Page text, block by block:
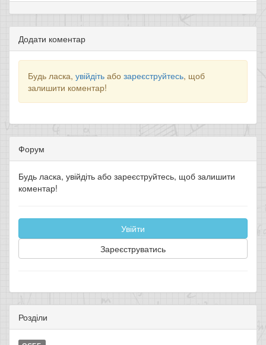
Додати коментар
Будь ласка, увійдіть або зареєструйтесь, щоб
залишити коментар!
Форум
Будь ласка, увійдіть або зареєструйтесь, щоб залишити
коментар!
Увійти
Зареєструватись
Розділи